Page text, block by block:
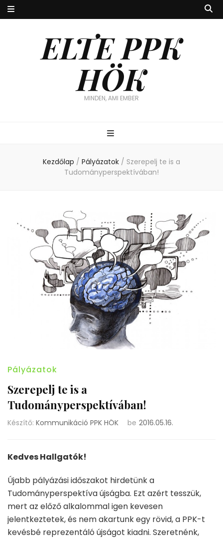
ELTE PPK
HÖK
MINDEN, AMI EMBER
Kezdőlap / Pályázatok / Szerepelj te is a
Tudományperspektívában!
Pályázatok
Szerepelj te is a
Tudományperspektívában!
Készítő: Kommunikáció PPK HÖK be 2016.05.16.
Kedves Hallgatók!
Újabb pályázási időszakot hirdetünk a
Tudományperspektíva újságba. Ezt azért tesszük,
mert az előző alkalommal igen kevesen
jelentkeztetek, és nem akartunk egy rövid, a PPK-t
kevésbé reprezentáló újságot kiadni. Szeretnénk,